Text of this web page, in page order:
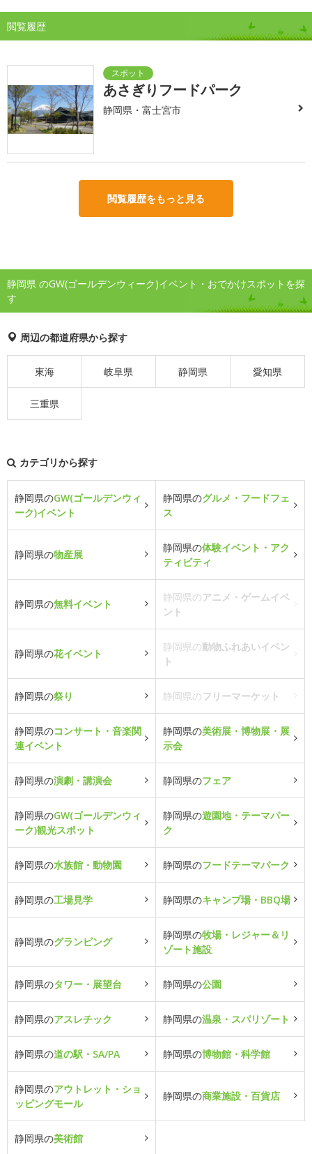
閲覧履歴
あさぎりフードパーク
静岡県・富士宮市
閲覧履歴をもっと見る
静岡県 のGW(ゴールデンウィーク)イベント・おでかけスポットを探
す
周辺の都道府県から探す
東海 岐阜県 静岡県 愛知県
三重県
カテゴリから探す
静岡県のGW(ゴールデンウィ
ーク)イベント
静岡県のグルメ・フードフェ
ス
静岡県の物産展
静岡県の体験イベント・アク
ティビティ
静岡県の無料イベント
静岡県のアニメ・ゲームイベ
ント
静岡県の花イベント
静岡県の動物ふれあいイベン
ト
静岡県の祭り 静岡県のフリーマーケット
静岡県のコンサート・音楽関
連イベント
静岡県の美術展・博物展・展
示会
静岡県の演劇・講演会 静岡県のフェア
静岡県のGW(ゴールデンウィ
ーク)観光スポット
静岡県の遊園地・テーマパー
ク
静岡県の水族館・動物園 静岡県のフードテーマパーク
静岡県の工場見学 静岡県のキャンプ場・BBQ場
静岡県のグランピング
静岡県の牧場・レジャー＆リ
ゾート施設
静岡県のタワー・展望台 静岡県の公園
静岡県のアスレチック 静岡県の温泉・スパリゾート
静岡県の道の駅・SA/PA 静岡県の博物館・科学館
静岡県のアウトレット・ショ
ッピングモール
静岡県の商業施設・百貨店
静岡県の美術館